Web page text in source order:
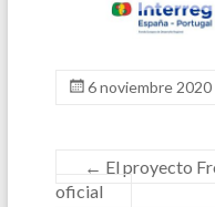
6 noviembre 2020
← El proyecto
oficial